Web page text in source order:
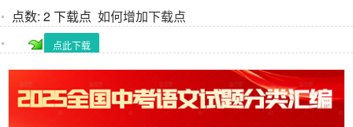
点数: 2 下载点 如何增加下载点
点此下载